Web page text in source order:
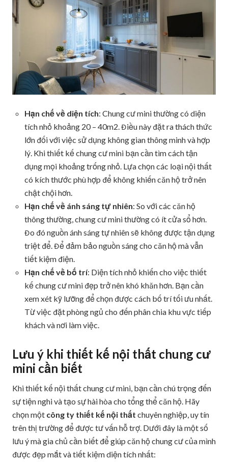
Hạn chế về diện tích: Chung cư mini thường có diện
tích nhỏ khoảng 20 – 40m2. Điều này đặt ra thách thức
lớn đối với việc sử dụng không gian thông minh và hợp
lý. Khi thiết kế chung cư mini bạn cần tìm cách tận
dụng mọi khoảng trống nhỏ. Lựa chọn các loại nội thất
có kích thước phù hợp để không khiến căn hộ trở nên
chật chội hơn.
Hạn chế về ánh sáng tự nhiên: So với các căn hộ
thông thường, chung cư mini thường có ít cửa sổ hơn.
Đo đó nguồn ánh sáng tự nhiên sẽ không được tận dụng
triệt để. Để đảm bảo nguồn sáng cho căn hộ mà vẫn
tiết kiệm điện.
Hạn chế về bố trí: Diện tích nhỏ khiến cho việc thiết
kế chung cư mini đẹp trở nên khó khăn hơn. Bạn cần
xem xét kỹ lưỡng để chọn được cách bố trí tối ưu nhất.
Từ việc đặt phòng ngủ cho đến phân chia khu vực tiếp
khách và nơi làm việc.
Lưu ý khi thiết kế nội thất chung cư
mini cần biết
Khi thiết kế nội thất chung cư mini, bạn cần chú trọng đến
sự tiện nghi và tạo sự hài hòa cho tổng thể căn hộ. Hãy
chọn một công ty thiết kế nội thất chuyên nghiệp, uy tín
trên thị trường để được tư vấn hỗ trợ. Dưới đây là một số
lưu ý mà gia chủ cần biết để giúp căn hộ chung cư của mình
được đẹp mắt và tiết kiệm diện tích nhất: